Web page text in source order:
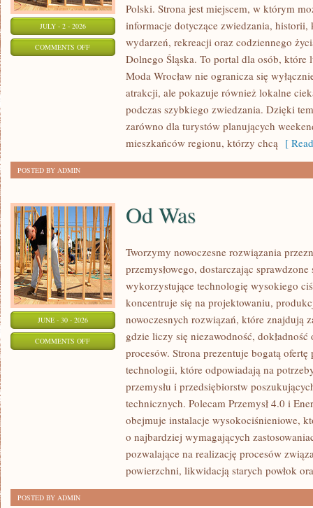
JULY - 2 - 2026
COMMENTS OFFON
Polski. Strona jest miejscem, w którym
informacje dotyczące zwiedzania,
wydarzeń, rekreacji oraz codziennego
Dolnego Śląska. To portal dla osób, które
Moda Wrocław nie ogranicza się
atrakcji, ale pokazuje również lokalne
podczas szybkiego zwiedzania. Dzięki
zarówno dla turystów planujących
mieszkańców regionu, którzy chcą [
POSTED BY ADMIN
JUNE - 30 - 2026
COMMENTS OFFON
Od Was
Tworzymy nowoczesne rozwiązania
przemysłowego, dostarczając
wykorzystujące technologię wysokiego
koncentruje się na projektowaniu,
nowoczesnych rozwiązań, które znajdują
gdzie liczy się niezawodność,
procesów. Strona prezentuje bogatą ofertę
technologii, które odpowiadają na
przemysłu i przedsiębiorstw
technicznych. Polecam Przemysł 4.0 i
obejmuje instalacje wysokociśnieniowe,
o najbardziej wymagających
pozwalające na realizację procesów
powierzchni, likwidacją starych powłok
POSTED BY ADMIN